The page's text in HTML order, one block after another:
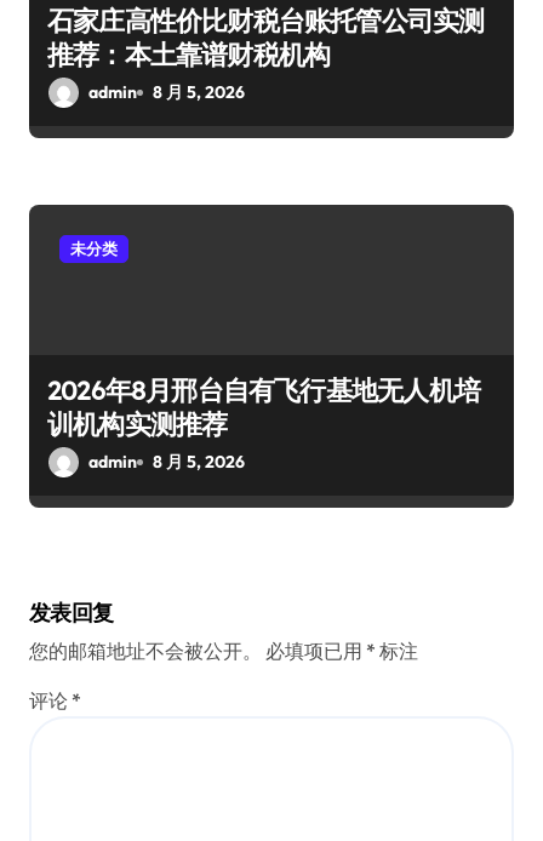
石家庄高性价比财税台账托管公司实测
推荐：本土靠谱财税机构
admin 8 月 5, 2026
未分类
2026年8月邢台自有飞行基地无人机培
训机构实测推荐
admin 8 月 5, 2026
发表回复
您的邮箱地址不会被公开。 必填项已用 * 标注
评论 *